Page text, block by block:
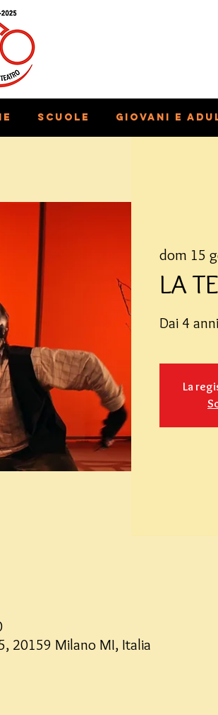
Scuole Giovani e
dom 15
LA
Dai 4
La
20159 Milano MI, Italia